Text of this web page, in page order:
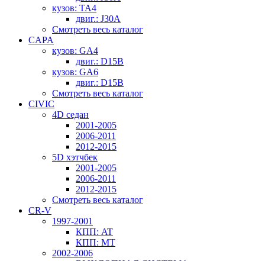
кузов: TA4
двиг.: J30A
Смотреть весь каталог
CAPA
кузов: GA4
двиг.: D15B
кузов: GA6
двиг.: D15B
Смотреть весь каталог
CIVIC
4D седан
2001-2005
2006-2011
2012-2015
5D хэтчбек
2001-2005
2006-2011
2012-2015
Смотреть весь каталог
CR-V
1997-2001
КПП: AT
КПП: MT
2002-2006